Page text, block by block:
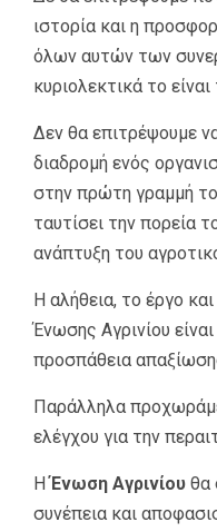
ιστορία και η
όλων αυτών των
κυριολεκτικά το
Δεν θα επιτρέψουμε
διαδρομή ενός
στην πρώτη γραμμή
ταυτίσει την πορεία
ανάπτυξη του
Η αλήθεια, το έργο
Ένωσης Αγρινίου
προσπάθεια
Παράλληλα
ελέγχου για την
ΗΈνωση Αγρινίου θα
συνέπεια και